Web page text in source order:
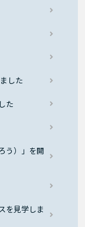
した
た
う）」を開
を見学しま